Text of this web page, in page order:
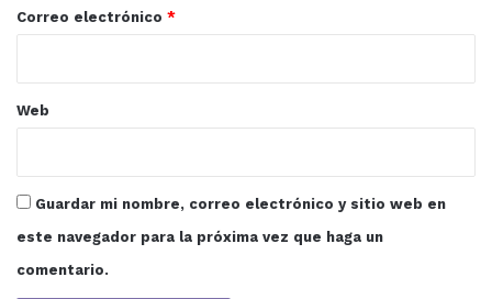
*
Correo electrónico *
Web
Guardar mi nombre, correo electrónico y sitio web en
este navegador para la próxima vez que haga un
comentario.